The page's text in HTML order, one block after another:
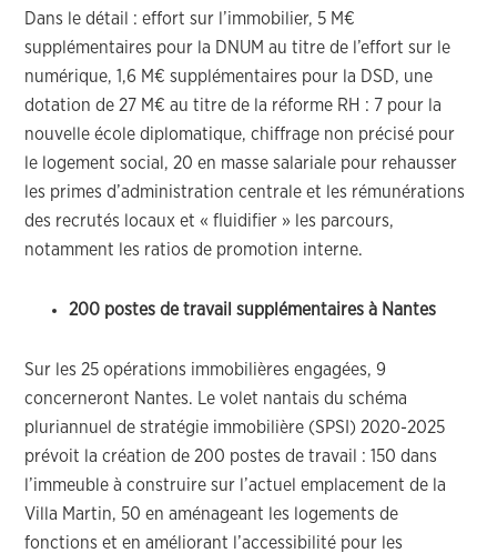
Dans le détail : effort sur l’immobilier, 5 M€
supplémentaires pour la DNUM au titre de l’effort sur le
numérique, 1,6 M€ supplémentaires pour la DSD, une
dotation de 27 M€ au titre de la réforme RH : 7 pour la
nouvelle école diplomatique, chiffrage non précisé pour
le logement social, 20 en masse salariale pour rehausser
les primes d’administration centrale et les rémunérations
des recrutés locaux et « fluidifier » les parcours,
notamment les ratios de promotion interne.
200 postes de travail supplémentaires à Nantes
Sur les 25 opérations immobilières engagées, 9
concerneront Nantes. Le volet nantais du schéma
pluriannuel de stratégie immobilière (SPSI) 2020-2025
prévoit la création de 200 postes de travail : 150 dans
l’immeuble à construire sur l’actuel emplacement de la
Villa Martin, 50 en aménageant les logements de
fonctions et en améliorant l’accessibilité pour les